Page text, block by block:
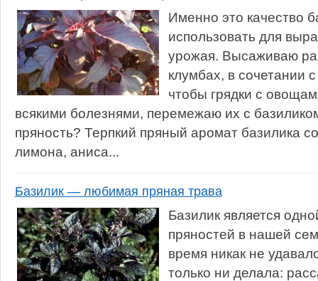
Именно это качество
использовать для
урожая. Высаживаю
клумбах, в сочетании
чтобы грядки с
всякими болезнями, перемежаю их с
пряность? Терпкий пряный аромат базилика
лимона, аниса...
Базилик — любимая пряная трава
Базилик является
пряностей в нашей
время никак не
только ни делала: